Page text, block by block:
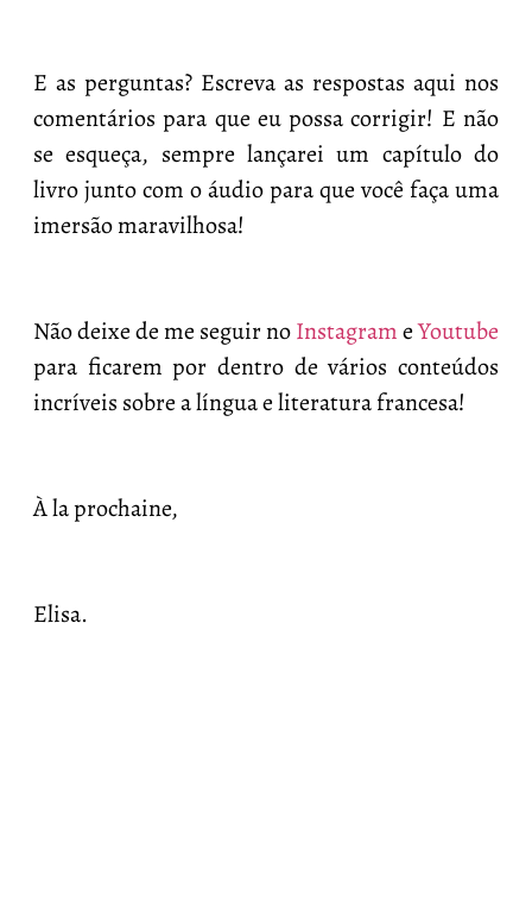
E as perguntas? Escreva as respostas aqui nos
comentários para que eu possa corrigir! E não
se esqueça, sempre lançarei um capítulo do
livro junto com o áudio para que você faça uma
imersão maravilhosa!
Não deixe de me seguir noInstagrameYoutube
para ficarem por dentro de vários conteúdos
incríveis sobre a língua e literatura francesa!
À la prochaine,
Elisa.